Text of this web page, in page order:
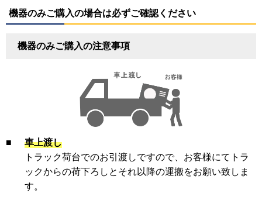
機器のみご購入の場合は必ずご確認ください
機器のみご購入の注意事項
■
車上渡し
トラック荷台でのお引渡しですので、お客様にてトラ
ックからの荷下ろしとそれ以降の運搬をお願い致しま
す。